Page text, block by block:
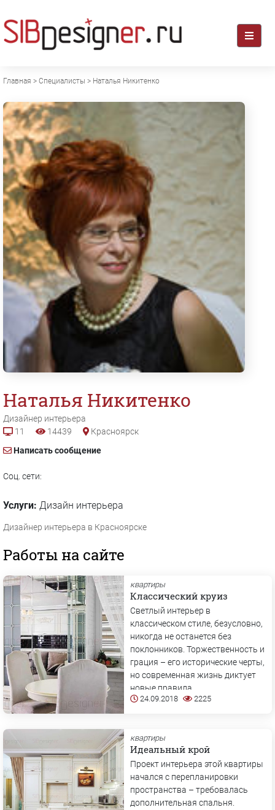
Главная > Специалисты > Наталья Никитенко
Наталья Никитенко
Дизайнер интерьера
11
14439
Красноярск
Написать сообщение
Соц. сети:
Услуги: Дизайн интерьера
Дизайнер интерьера в Красноярске
Работы на сайте
квартиры
24.09.2018 2225
Классический круиз
Светлый интерьер в
классическом стиле, безусловно,
никогда не останется без
поклонников. Торжественность и
грация – его исторические черты,
но современная жизнь диктует
новые правила.
квартиры
Идеальный крой
Проект интерьера этой квартиры
начался с перепланировки
пространства – требовалась
дополнительная спальня.